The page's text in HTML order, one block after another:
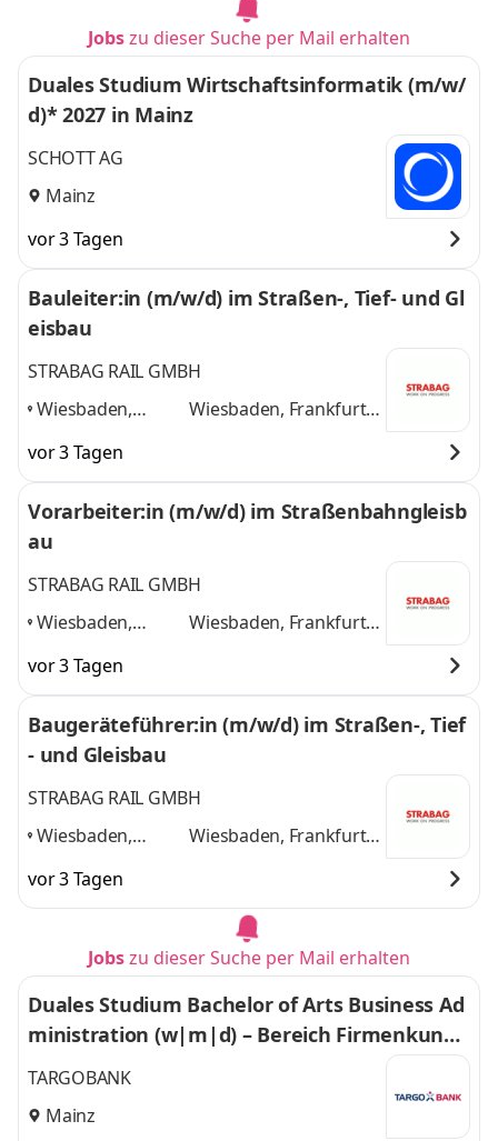
Jobszu dieser Suche per Mail erhalten
Duales Studium Wirtschaftsinformatik (m/w/
d)* 2027 in Mainz
SCHOTT AG
Mainz
vor 3 Tagen
Bauleiter:in (m/w/d) im Straßen-, Tief- und Gl
eisbau
STRABAG RAIL GMBH
Wiesbaden,
Main, Mainz,
Darmstadt,
Wiesbaden, Frankfurt
weitere
vor 3 Tagen
Vorarbeiter:in (m/w/d) im Straßenbahngleisb
au
STRABAG RAIL GMBH
Wiesbaden,
Main, Mainz,
Darmstadt,
Wiesbaden, Frankfurt
weitere
vor 3 Tagen
Baugeräteführer:in (m/w/d) im Straßen-, Tief
- und Gleisbau
STRABAG RAIL GMBH
Wiesbaden,
Main, Mainz,
Darmstadt,
Wiesbaden, Frankfurt
weitere
vor 3 Tagen
Jobszu dieser Suche per Mail erhalten
Duales Studium Bachelor of Arts Business Ad
ministration (w|m|d) – Bereich Firmenkunde
n – Mainz (01.08.2027)
TARGOBANK
Mainz